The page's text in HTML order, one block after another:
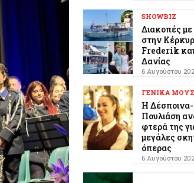
SHOWBIZ
Διακοπές
στην
Frederik
Δανίας
6 Αυγούστου
ΓΕΝΙΚΑ
Η Δέσποινα-
Πουλιάση
φτερά της
μεγάλες
όπερας
6 Αυγούστου